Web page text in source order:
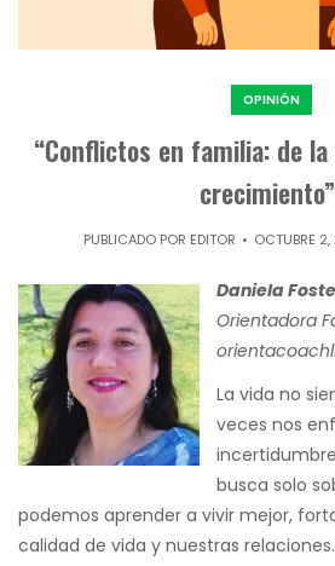
OPINIÓN
“Conflictos en familia: de
crecimiento”
PUBLICADO POR EDITOR OCTUBRE
Daniela
Orientadora
La vida no
veces nos
busca solo
podemos aprender a vivir mejor,
calidad de vida y nuestras relaciones.